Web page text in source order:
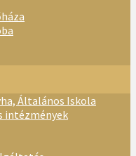
Általános Iskola
intézmények